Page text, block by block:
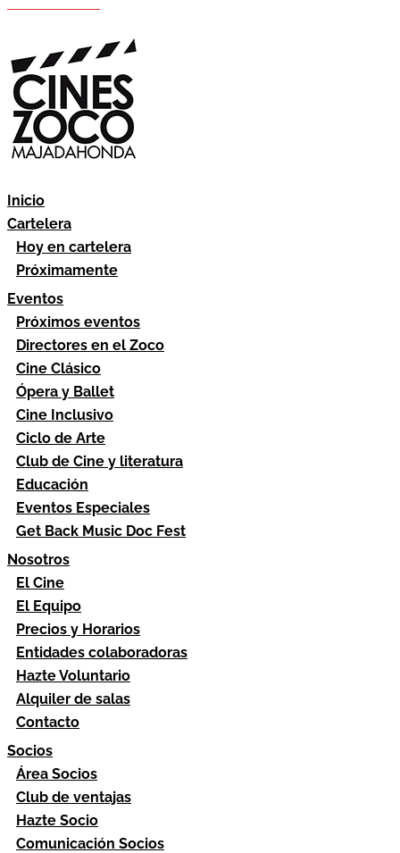
Inicio
Cartelera
Hoy en cartelera
Próximamente
Eventos
Próximos eventos
Directores en el Zoco
Cine Clásico
Ópera y Ballet
Cine Inclusivo
Ciclo de Arte
Club de Cine y literatura
Educación
Eventos Especiales
Get Back Music Doc Fest
Nosotros
El Cine
El Equipo
Precios y Horarios
Entidades colaboradoras
Hazte Voluntario
Alquiler de salas
Contacto
Socios
Área Socios
Club de ventajas
Hazte Socio
Comunicación Socios